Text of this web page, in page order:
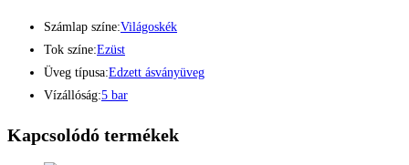
Számlap színe:Világoskék
Tok színe:Ezüst
Üveg típusa:Edzett ásványüveg
Vízállóság:5 bar
Kapcsolódó termékek